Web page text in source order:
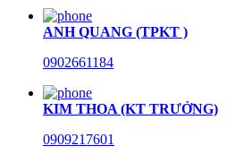
ANH QUANG (TPKT )
0902661184
KIM THOA (KT TRƯỞNG)
0909217601